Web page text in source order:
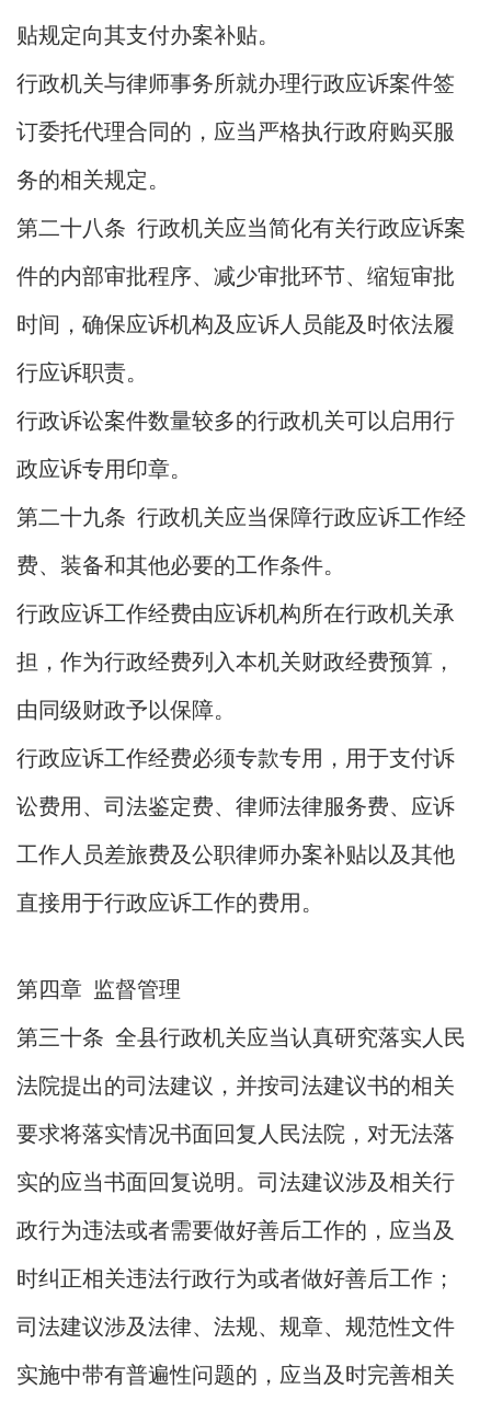
贴规定向其支付办案补贴。
行政机关与律师事务所就办理行政应诉案件签
订委托代理合同的，应当严格执行政府购买服
务的相关规定。
第二十八条 行政机关应当简化有关行政应诉案
件的内部审批程序、减少审批环节、缩短审批
时间，确保应诉机构及应诉人员能及时依法履
行应诉职责。
行政诉讼案件数量较多的行政机关可以启用行
政应诉专用印章。
第二十九条 行政机关应当保障行政应诉工作经
费、装备和其他必要的工作条件。
行政应诉工作经费由应诉机构所在行政机关承
担，作为行政经费列入本机关财政经费预算，
由同级财政予以保障。
行政应诉工作经费必须专款专用，用于支付诉
讼费用、司法鉴定费、律师法律服务费、应诉
工作人员差旅费及公职律师办案补贴以及其他
直接用于行政应诉工作的费用。
第四章 监督管理
第三十条 全县行政机关应当认真研究落实人民
法院提出的司法建议，并按司法建议书的相关
要求将落实情况书面回复人民法院，对无法落
实的应当书面回复说明。司法建议涉及相关行
政行为违法或者需要做好善后工作的，应当及
时纠正相关违法行政行为或者做好善后工作；
司法建议涉及法律、法规、规章、规范性文件
实施中带有普遍性问题的，应当及时完善相关